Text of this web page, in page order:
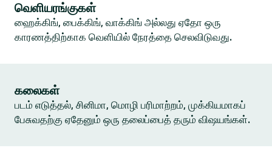
வெளியரங்குகள்
ஹைக்கிங், பைக்கிங், வாக்கிங் அல்லது ஏதோ ஒரு
காரணத்திற்காக வெளியில் நேரத்தை செலவிடுவது.
கலைகள்
படம் எடுத்தல், சினிமா, மொழி பரிமாற்றம், முக்கியமாகப்
பேசுவதற்கு ஏதேனும் ஒரு தலைப்பைத் தரும் விஷயங்கள்.